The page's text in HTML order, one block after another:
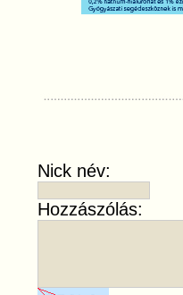
Nick név:
Hozzászólás: